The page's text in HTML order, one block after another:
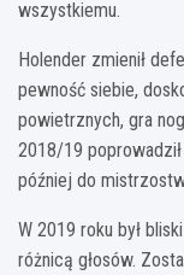
wszystkiemu.
Holender zmienił
pewność siebie,
powietrznych, gra
2018/19
później do
W 2019 roku był
różnicą głosów.